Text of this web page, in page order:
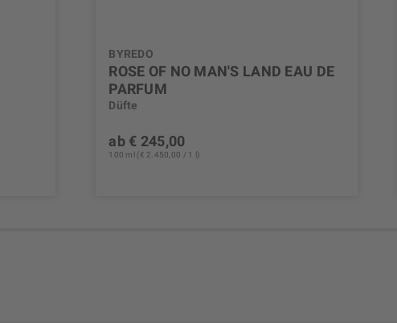
BYREDO
ROSE OF NO MAN'S LAND EAU DE
PARFUM
Düfte
ab € 245,00
100 ml (€ 2.450,00 / 1 l)